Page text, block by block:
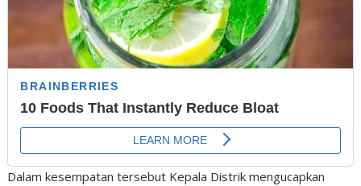
Dalam kesempatan tersebut Kepala Distrik mengucapkan